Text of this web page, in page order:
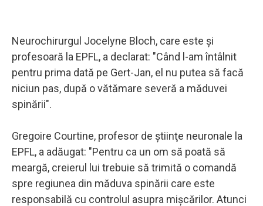
Neurochirurgul Jocelyne Bloch, care este şi
profesoară la EPFL, a declarat: "Când l-am întâlnit
pentru prima dată pe Gert-Jan, el nu putea să facă
niciun pas, după o vătămare severă a măduvei
spinării".
Gregoire Courtine, profesor de ştiinţe neuronale la
EPFL, a adăugat: "Pentru ca un om să poată să
meargă, creierul lui trebuie să trimită o comandă
spre regiunea din măduva spinării care este
responsabilă cu controlul asupra mişcărilor. Atunci